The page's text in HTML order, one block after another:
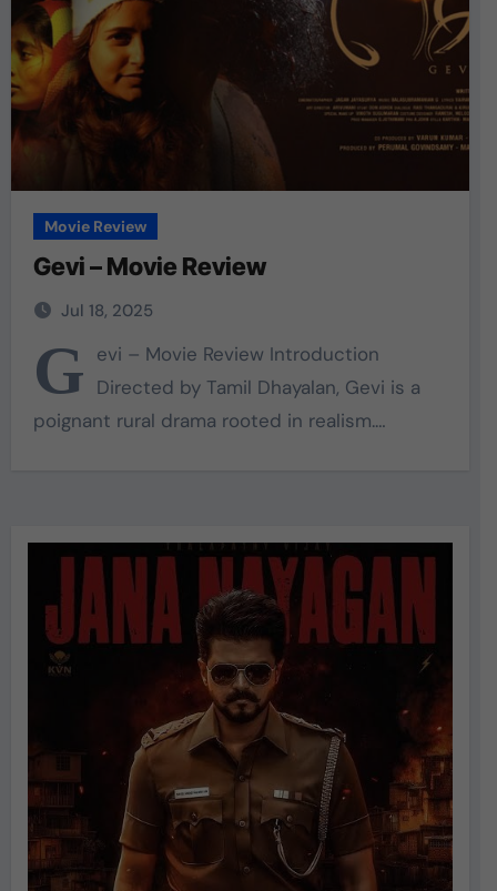
Movie Review
Gevi – Movie Review
Jul 18, 2025
G evi – Movie Review Introduction
Directed by Tamil Dhayalan, Gevi is a
poignant rural drama rooted in realism.…